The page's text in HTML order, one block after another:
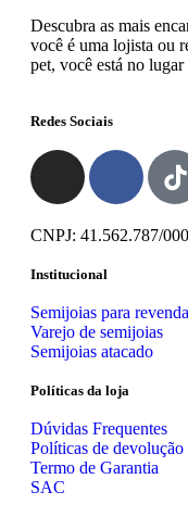
Descubra as mais
você é uma lojista ou
pet, você está no lugar
Redes Sociais
CNPJ: 41.562.787/
Institucional
Semijoias para revenda
Varejo de semijoias
Semijoias atacado
Políticas da loja
Dúvidas Frequentes
Políticas de devolução
Termo de Garantia
SAC